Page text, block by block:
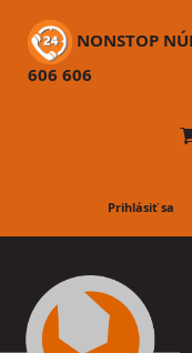
NONSTOP
606 606
Prihlásiť sa